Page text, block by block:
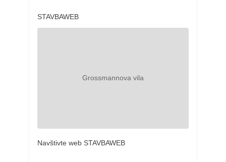
STAVBAWEB
Navštivte web STAVBAWEB